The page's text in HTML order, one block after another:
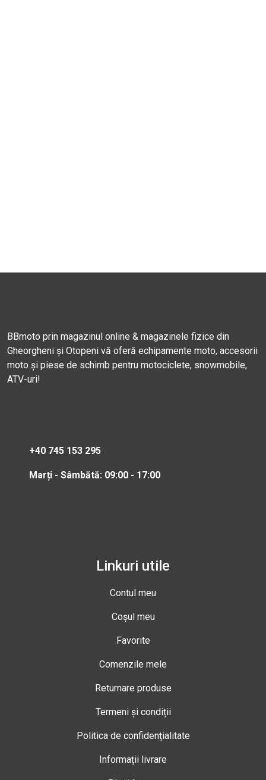
BBmoto prin magazinul online & magazinele fizice din
Gheorgheni și Otopeni vă oferă echipamente moto, accesorii
moto și piese de schimb pentru motociclete, snowmobile,
ATV-uri!
+40 745 153 295
Marți - Sâmbătă: 09:00 - 17:00
Linkuri utile
Contul meu
Coșul meu
Favorite
Comenzile mele
Returnare produse
Termeni și condiții
Politica de confidențialitate
Informații livrare